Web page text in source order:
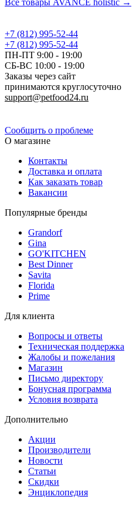
+7 (812) 995-52-44
+7 (812) 995-52-44
ПН-ПТ 9:00 - 19:00
СБ-ВС 10:00 - 19:00
Заказы через сайт
принимаются круглосуточно
support@petfood24.ru
Сообщить о проблеме
О магазине
Контакты
Доставка и оплата
Как заказать товар
Вакансии
Популярные бренды
Grandorf
Gina
GO'KITCHEN
Best Dinner
Savita
Florida
Prime
Для клиента
Вопросы и ответы
Техническая поддержка
Жалобы и пожелания
Магазин
Письмо директору
Бонусная программа
Условия возврата
Дополнительно
Акции
Производители
Новости
Статьи
Скидки
Энциклопедия